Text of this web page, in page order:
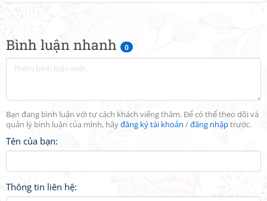
Bình luận nhanh 0
Bạn đang bình luận với tư cách khách viếng thăm. Để có thể theo dõi và
quản lý bình luận của mình, hãyđăng ký tài khoản /đăng nhậptrước.
Tên của bạn:
Thông tin liên hệ: